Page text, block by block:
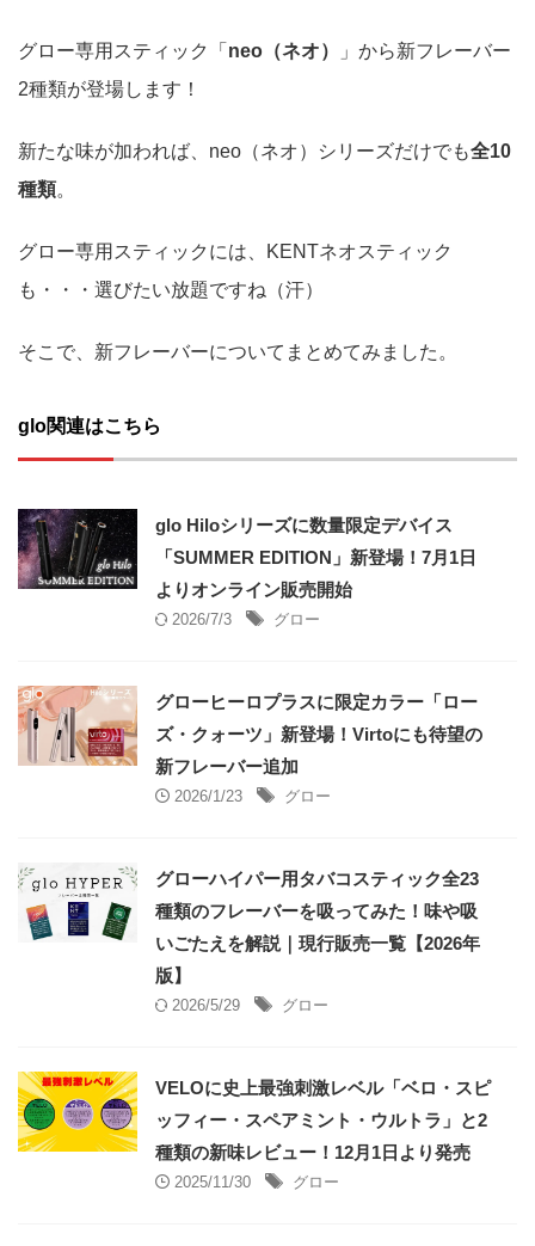
グロー専用スティック「 neo（ネオ）
」から新フレーバー
2種類が登場します！
新たな味が加われば、neo（ネオ）シリーズだけでも全10
種類。
グロー専用スティックには、KENTネオスティック
も・・・選びたい放題ですね（汗）
そこで、新フレーバーについてまとめてみました。
glo関連はこちら
glo Hiloシリーズに数量限定デバイス
「SUMMER EDITION」新登場！7月1日
よりオンライン販売開始
2026/7/3 グロー
グローヒーロプラスに限定カラー「ロー
ズ・クォーツ」新登場！Virtoにも待望の
新フレーバー追加
2026/1/23 グロー
グローハイパー用タバコスティック全23
種類のフレーバーを吸ってみた！味や吸
いごたえを解説｜現行販売一覧【2026年
版】
2026/5/29 グロー
VELOに史上最強刺激レベル「ベロ・スピ
ッフィー・スペアミント・ウルトラ」と2
種類の新味レビュー！12月1日より発売
2025/11/30 グロー